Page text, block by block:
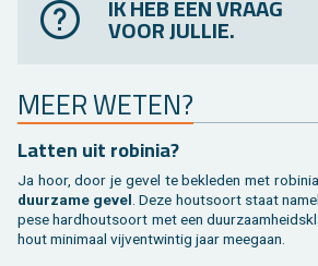
IK HEB EEN VRAAG
VOOR JULLIE.
MEER WETEN?
Lat­ten uit ro­bi­nia?
Ja hoor, door je gevel te be­kle­den met
duur­za­me gevel. Deze hout­soort staat
pe­se hard­hout­soort met een
hout mi­ni­maal vij­ventwin­tig jaar mee­gaan.